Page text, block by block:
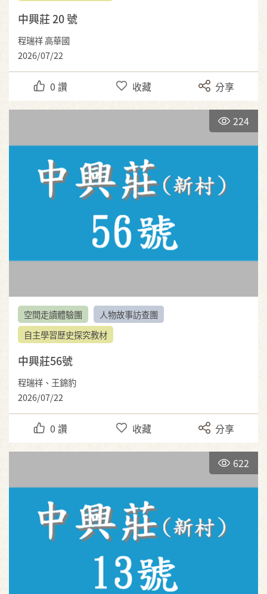
中興莊 20 號
程瑞祥 高華國
2026/07/22
0 讚 收藏 分享
224
空間走讀體驗團
人物故事訪查團
自主學習歷史探究教材
中興莊56號
程瑞祥、王錦豹
2026/07/22
0 讚 收藏 分享
622